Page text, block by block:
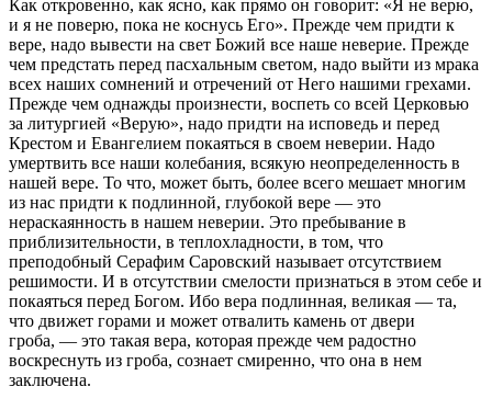
Как откровенно, как ясно, как прямо он говорит: «Я не верю,
и я не поверю, пока не коснусь Его». Прежде чем придти к
вере, надо вывести на свет Божий все наше неверие. Прежде
чем предстать перед пасхальным светом, надо выйти из мрака
всех наших сомнений и отречений от Него нашими грехами.
Прежде чем однажды произнести, воспеть со всей Церковью
за литургией «Верую», надо придти на исповедь и перед
Крестом и Евангелием покаяться в своем неверии. Надо
умертвить все наши колебания, всякую неопределенность в
нашей вере. То что, может быть, более всего мешает многим
из нас придти к подлинной, глубокой вере — это
нераскаянность в нашем неверии. Это пребывание в
приблизительности, в теплохладности, в том, что
преподобный Серафим Саровский называет отсутствием
решимости. И в отсутствии смелости признаться в этом себе и
покаяться перед Богом. Ибо вера подлинная, великая — та,
что движет горами и может отвалить камень от двери
гроба, — это такая вера, которая прежде чем радостно
воскреснуть из гроба, сознает смиренно, что она в нем
заключена.